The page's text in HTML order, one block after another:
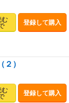
む
登録して購入
）
む
登録して購入